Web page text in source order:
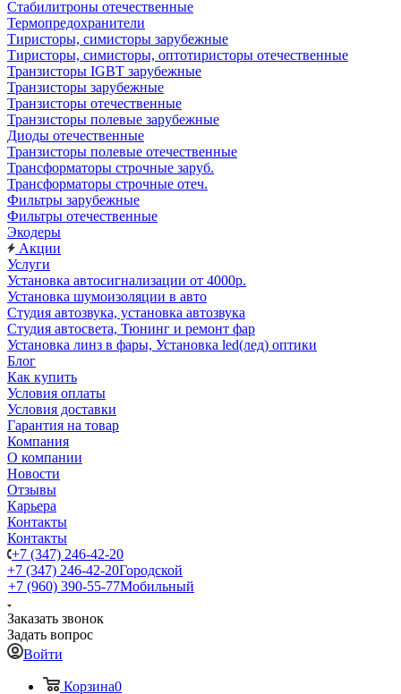
Стабилитроны отечественные
Термопредохранители
Тиристоры, симисторы зарубежные
Тиристоры, симисторы, оптотиристоры отечественные
Транзисторы IGBT зарубежные
Транзисторы зарубежные
Транзисторы отечественные
Транзисторы полевые зарубежные
Диоды отечественные
Транзисторы полевые отечественные
Трансформаторы строчные заруб.
Трансформаторы строчные отеч.
Фильтры зарубежные
Фильтры отечественные
Экодеры
Акции
Услуги
Установка автосигнализации от 4000р.
Установка шумоизоляции в авто
Студия автозвука, установка автозвука
Студия автосвета, Тюнинг и ремонт фар
Установка линз в фары, Установка led(лед) оптики
Блог
Как купить
Условия оплаты
Условия доставки
Гарантия на товар
Компания
О компании
Новости
Отзывы
Карьера
Контакты
Контакты
+7 (347) 246-42-20
+7 (347) 246-42-20Городской
+7 (960) 390-55-77Мобильный
Заказать звонок
Задать вопрос
Войти
Корзина0